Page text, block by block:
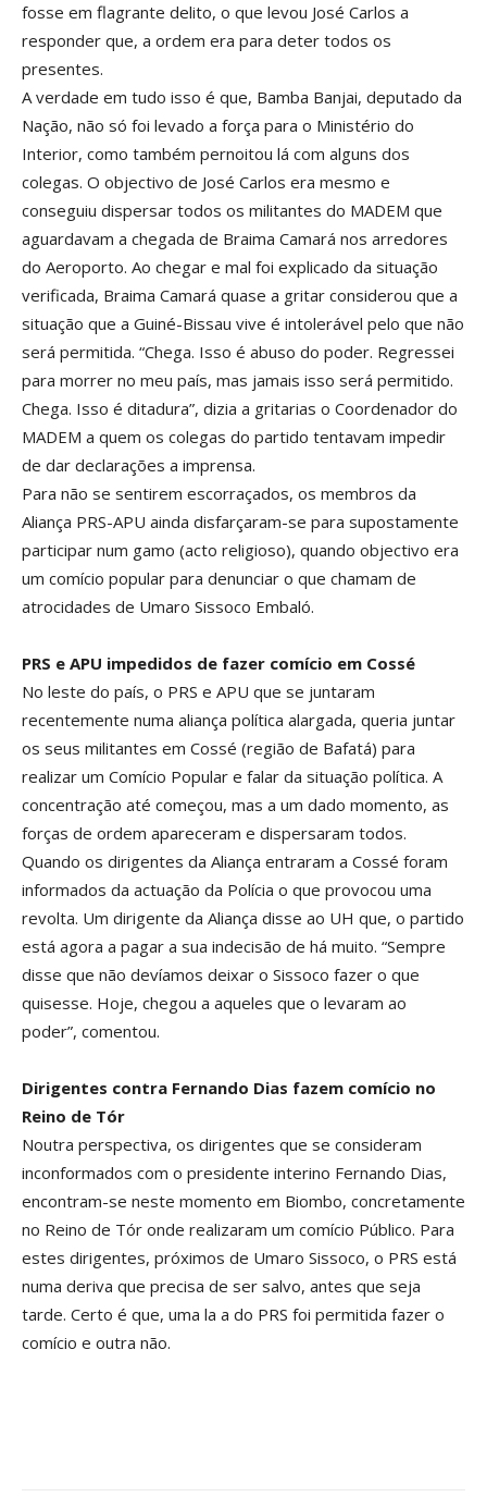
fosse em flagrante delito, o que levou José Carlos a
responder que, a ordem era para deter todos os
presentes.
A verdade em tudo isso é que, Bamba Banjai, deputado da
Nação, não só foi levado a força para o Ministério do
Interior, como também pernoitou lá com alguns dos
colegas. O objectivo de José Carlos era mesmo e
conseguiu dispersar todos os militantes do MADEM que
aguardavam a chegada de Braima Camará nos arredores
do Aeroporto. Ao chegar e mal foi explicado da situação
verificada, Braima Camará quase a gritar considerou que a
situação que a Guiné-Bissau vive é intolerável pelo que não
será permitida. “Chega. Isso é abuso do poder. Regressei
para morrer no meu país, mas jamais isso será permitido.
Chega. Isso é ditadura”, dizia a gritarias o Coordenador do
MADEM a quem os colegas do partido tentavam impedir
de dar declarações a imprensa.
Para não se sentirem escorraçados, os membros da
Aliança PRS-APU ainda disfarçaram-se para supostamente
participar num gamo (acto religioso), quando objectivo era
um comício popular para denunciar o que chamam de
atrocidades de Umaro Sissoco Embaló.
PRS e APU impedidos de fazer comício em Cossé
No leste do país, o PRS e APU que se juntaram
recentemente numa aliança política alargada, queria juntar
os seus militantes em Cossé (região de Bafatá) para
realizar um Comício Popular e falar da situação política. A
concentração até começou, mas a um dado momento, as
forças de ordem apareceram e dispersaram todos.
Quando os dirigentes da Aliança entraram a Cossé foram
informados da actuação da Polícia o que provocou uma
revolta. Um dirigente da Aliança disse ao UH que, o partido
está agora a pagar a sua indecisão de há muito. “Sempre
disse que não devíamos deixar o Sissoco fazer o que
quisesse. Hoje, chegou a aqueles que o levaram ao
poder”, comentou.
Dirigentes contra Fernando Dias fazem comício no
Reino de Tór
Noutra perspectiva, os dirigentes que se consideram
inconformados com o presidente interino Fernando Dias,
encontram-se neste momento em Biombo, concretamente
no Reino de Tór onde realizaram um comício Público. Para
estes dirigentes, próximos de Umaro Sissoco, o PRS está
numa deriva que precisa de ser salvo, antes que seja
tarde. Certo é que, uma la a do PRS foi permitida fazer o
comício e outra não.